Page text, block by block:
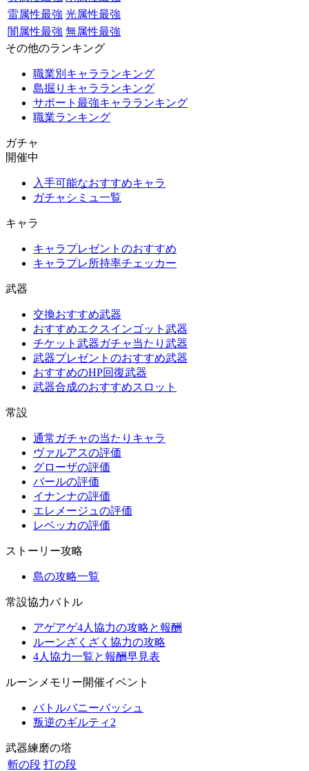
雷属性最強 光属性最強
闇属性最強 無属性最強
その他のランキング
職業別キャラランキング
島掘りキャラランキング
サポート最強キャラランキング
職業ランキング
ガチャ
開催中
入手可能なおすすめキャラ
ガチャシミュ一覧
キャラ
キャラプレゼントのおすすめ
キャラプレ所持率チェッカー
武器
交換おすすめ武器
おすすめエクスインゴット武器
チケット武器ガチャ当たり武器
武器プレゼントのおすすめ武器
おすすめのHP回復武器
武器合成のおすすめスロット
常設
通常ガチャの当たりキャラ
ヴァルアスの評価
グローザの評価
バールの評価
イナンナの評価
エレメージュの評価
レベッカの評価
ストーリー攻略
島の攻略一覧
常設協力バトル
アゲアゲ4人協力の攻略と報酬
ルーンざくざく協力の攻略
4人協力一覧と報酬早見表
ルーンメモリー開催イベント
バトルバニーバッシュ
叛逆のギルティ2
武器練磨の塔
斬の段 打の段